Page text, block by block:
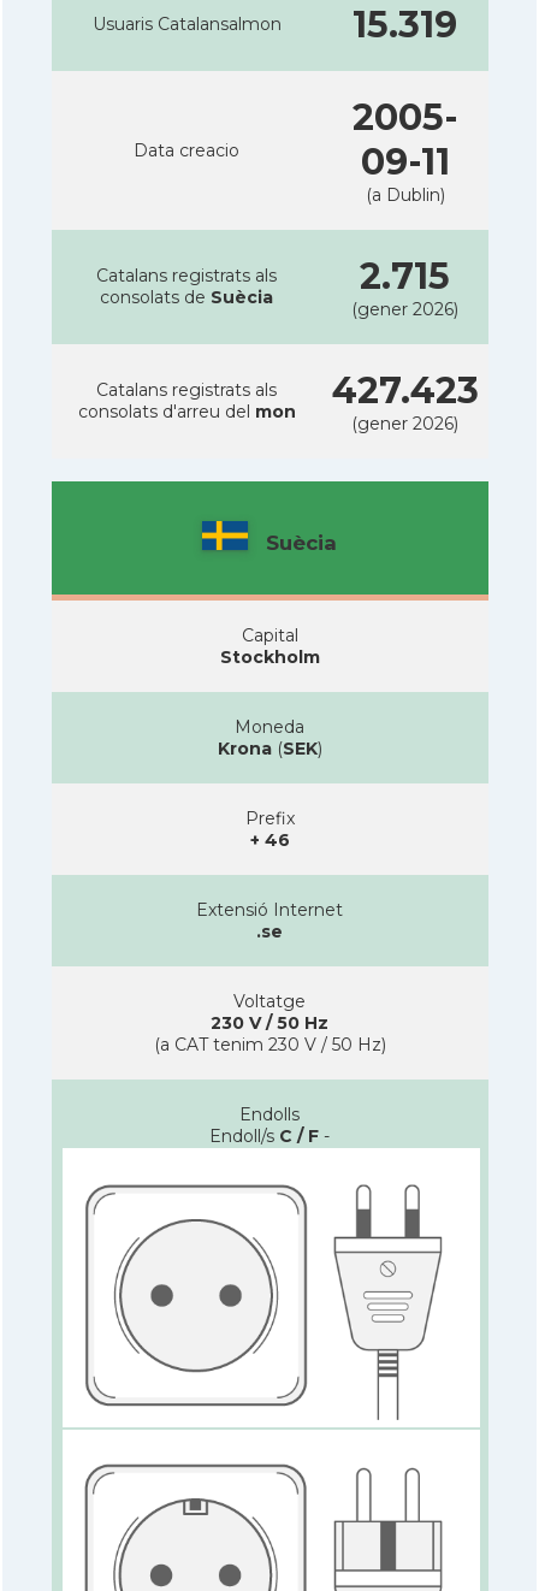
Usuaris Catalansalmon 15.319
Data creacio
2005-
09-11
(a Dublin)
Catalans registrats als
consolats de Suècia 2.715
(gener 2026)
Catalans registrats als
consolats d'arreu del mon 427.423
(gener 2026)
Suècia
Capital
Stockholm
Moneda
Krona(SEK)
Prefix
+ 46
Extensió Internet
.se
Voltatge
230 V / 50 Hz
(a CAT tenim 230 V / 50 Hz)
Endolls
Endoll/s C / F -